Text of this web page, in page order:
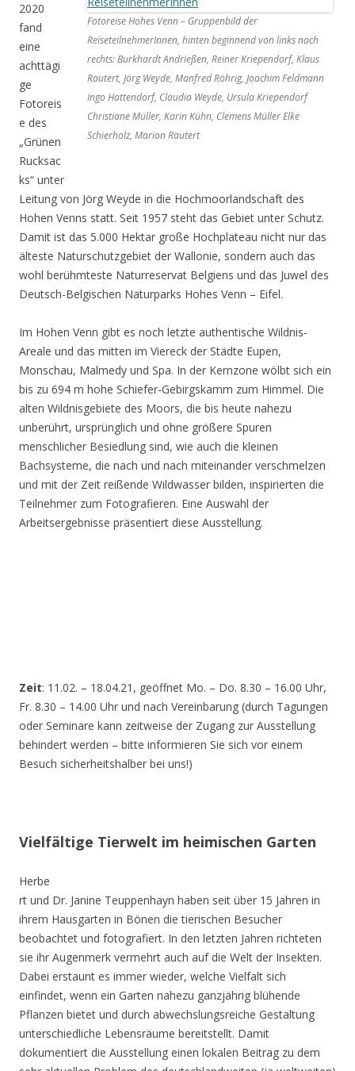
Fotoreise Hohes Venn – Gruppenbild der
ReiseteilnehmerInnen, hinten beginnend von links nach
rechts: Burkhardt Andrießen, Reiner Kriependorf, Klaus
Rautert, Jörg Weyde, Manfred Röhrig, Joachim Feldmann
Ingo Hattendorf, Claudia Weyde, Ursula Kriependorf
Christiane Müller, Karin Kühn, Clemens Müller Elke
Schierholz, Marion Rautert
2020
fand
eine
achttägi
ge
Fotoreis
e des
„Grünen
Rucksac
ks“ unter
Leitung von Jörg Weyde in die Hochmoorlandschaft des
Hohen Venns statt. Seit 1957 steht das Gebiet unter Schutz.
Damit ist das 5.000 Hektar große Hochplateau nicht nur das
älteste Naturschutzgebiet der Wallonie, sondern auch das
wohl berühmteste Naturreservat Belgiens und das Juwel des
Deutsch-Belgischen Naturparks Hohes Venn – Eifel.
Im Hohen Venn gibt es noch letzte authentische Wildnis-
Areale und das mitten im Viereck der Städte Eupen,
Monschau, Malmedy und Spa. In der Kernzone wölbt sich ein
bis zu 694 m hohe Schiefer-Gebirgskamm zum Himmel. Die
alten Wildnisgebiete des Moors, die bis heute nahezu
unberührt, ursprünglich und ohne größere Spuren
menschlicher Besiedlung sind, wie auch die kleinen
Bachsysteme, die nach und nach miteinander verschmelzen
und mit der Zeit reißende Wildwasser bilden, inspirierten die
Teilnehmer zum Fotografieren. Eine Auswahl der
Arbeitsergebnisse präsentiert diese Ausstellung.
Zeit: 11.02. – 18.04.21, geöffnet Mo. – Do. 8.30 – 16.00 Uhr,
Fr. 8.30 – 14.00 Uhr und nach Vereinbarung (durch Tagungen
oder Seminare kann zeitweise der Zugang zur Ausstellung
behindert werden – bitte informieren Sie sich vor einem
Besuch sicherheitshalber bei uns!)
Vielfältige Tierwelt im heimischen Garten
Herbe
rt und Dr. Janine Teuppenhayn haben seit über 15 Jahren in
ihrem Hausgarten in Bönen die tierischen Besucher
beobachtet und fotografiert. In den letzten Jahren richteten
sie ihr Augenmerk vermehrt auch auf die Welt der Insekten.
Dabei erstaunt es immer wieder, welche Vielfalt sich
einfindet, wenn ein Garten nahezu ganzjährig blühende
Pflanzen bietet und durch abwechslungsreiche Gestaltung
unterschiedliche Lebensräume bereitstellt. Damit
dokumentiert die Ausstellung einen lokalen Beitrag zu dem